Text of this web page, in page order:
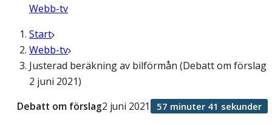
Webb-tv
Start
Webb-tv
Justerad beräkning av bilförmån (Debatt om förslag
2 juni 2021)
Debatt om förslag2 juni 2021 57 minuter 41 sekunder